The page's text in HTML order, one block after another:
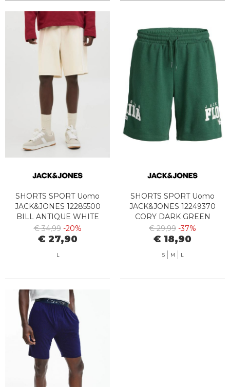
SHORTS SPORT Uomo
JACK&JONES 12285500
BILL ANTIQUE WHITE
€ 34,99 -20%
€ 27,90
L
SHORTS SPORT Uomo
JACK&JONES 12249370
CORY DARK GREEN
€ 29,99 -37%
€ 18,90
S M L